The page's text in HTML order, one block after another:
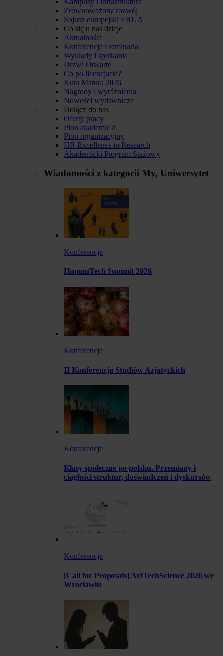
Zrównoważony rozwój
Sojusz europejski ERUA
Co się u nas dzieje
Aktualności
Konferencje i seminaria
Wykłady i spotkania
Drzwi Otwarte
Co po licencjacie?
Kurs Matura 2026
Nagrody i wyróżnienia
Nowości wydawnicze
Dołącz do nas
Oferty pracy
Pion akademicki
Pion organizacyjny
HR Excellence in Research
Akademicki Program Stażowy
Wiadomości z kategorii My, Uniwersytet
Konferencje
HumanTech Summit 2026
Konferencje
II Konferencja Studiów Azjatyckich
Konferencje
Klasy społeczne po polsku. Przemiany i
ciągłości struktur, doświadczeń i dyskursów
Konferencje
[Call for Proposals] ArtTechScience 2026 we
Wrocławiu